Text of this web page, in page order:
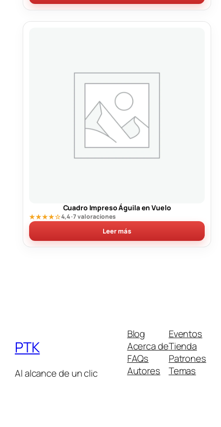
Cuadro Impreso Águila en Vuelo
★★★★☆4,4 · 7 valoraciones
Leer más
PTK
Al alcance de un clic
Blog
Acerca de
FAQs
Autores
Eventos
Tienda
Patrones
Temas